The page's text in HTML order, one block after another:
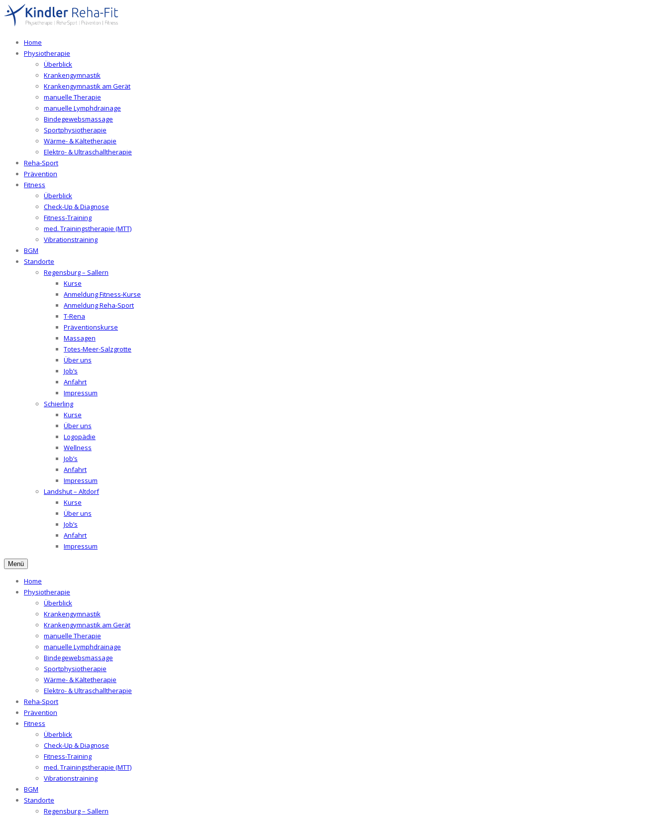
Home
Physiotherapie
Überblick
Krankengymnastik
Krankengymnastik am Gerät
manuelle Therapie
manuelle Lymphdrainage
Bindegewebsmassage
Sportphysiotherapie
Wärme- & Kältetherapie
Elektro- & Ultraschalltherapie
Reha-Sport
Prävention
Fitness
Überblick
Check-Up & Diagnose
Fitness-Training
med. Trainingstherapie (MTT)
Vibrationstraining
BGM
Standorte
Regensburg – Sallern
Kurse
Anmeldung Fitness-Kurse
Anmeldung Reha-Sport
T-Rena
Präventionskurse
Massagen
Totes-Meer-Salzgrotte
Über uns
Job’s
Anfahrt
Impressum
Schierling
Kurse
Über uns
Logopädie
Wellness
Job’s
Anfahrt
Impressum
Landshut – Altdorf
Kurse
Über uns
Job’s
Anfahrt
Impressum
Menü
Home
Physiotherapie
Überblick
Krankengymnastik
Krankengymnastik am Gerät
manuelle Therapie
manuelle Lymphdrainage
Bindegewebsmassage
Sportphysiotherapie
Wärme- & Kältetherapie
Elektro- & Ultraschalltherapie
Reha-Sport
Prävention
Fitness
Überblick
Check-Up & Diagnose
Fitness-Training
med. Trainingstherapie (MTT)
Vibrationstraining
BGM
Standorte
Regensburg – Sallern